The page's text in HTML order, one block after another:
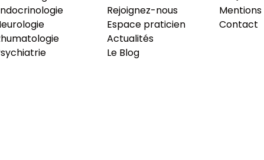
Rejoignez-nous
Espace praticien
Actualités
Le Blog
Contact